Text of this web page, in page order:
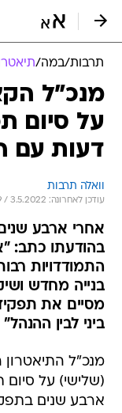
תרבות/במה/תיאטרון
מנכ"ל
על סיום
דעות עם
וואלה תרבות
עודכן לאחרונה: 3.5.2022 / 12:29
אחרי ארבע
בהודעתו כתב:
התמודדויות
בנייה מחדש
מסיים את
ביני לבין ההנהל"
מנכ"ל התיאטרון
(שלישי) על
ארבע שנים